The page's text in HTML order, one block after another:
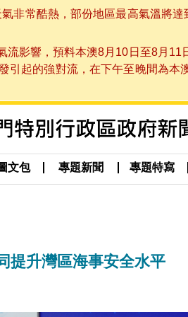
非常酷熱，部份地區最高氣溫將
流影響，預料本澳8月10日至8月
引起的強對流，在下午至晚間為
文包 專題新聞 專題特寫
升灣區海事安全水平